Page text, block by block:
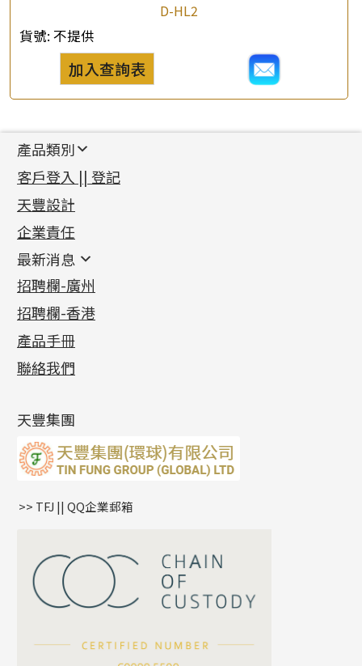
D-HL2
貨號: 不提供
加入查詢表
公司名稱
產品類別
新產品
足金系列
足金配件
機織鏈系列
珠仔鏈
镶口链
管狀網鏈
十字車花鏈系列
十字閃O鏈系列
十字錘打鏈系列
側身車花鏈系列
側身鏈系列
雙十字鏈系列
水波鏈系列
蛇骨鏈系列
鏈尾系列
嘴唇鏈系列
S車花鏈系列
珍珠鏈系列
坦克鏈系列
滿天星鏈系列
方假繩鏈系列
首飾配件
耳環類配件
卷迫系列
螺絲迫系列
梅花迫系列
平臺迫系列
綫拍系列
美拍系列
耳環扣系列
耳綫/耳鈎系列
耳環爪頭
耳環
鏈類配件
動感車花吊墜
調節珠系列
生圈扣系列
龍蝦扣系列
鴨俐制系列
字母吊墜
相盒吊墜
項鏈吊墜
生肖吊墜
星座吊墜
珠扣
其他類配件
珠盤系列
袖口鈕系列
焊片及鐳射綫
空心車花管
珠類配件
無孔光身珠
空心光身珠
無孔批花珠
鑲口類
四爪頭系列
六爪頭系列
車花片
動感車花片
鑲口戒指
鑲口手鏈系列
首飾系列
手镯系列
戒指系列
空心耳環
空心车花管首饰链
空心手鐲系列
貴金屬原料
千足金
記憶金屬系列
記憶戒指
拉簧珠珠手鏈
記憶鈦手鐲
客戶登入 || 登記
天豐設計
企業責任
最新消息
最新消息
各項證書(2)
相片集(9)
展覽會資訊
最新產品資訊
招聘欄-廣州
招聘欄-香港
產品手冊
聯絡我們
天豐集團
>> TFJ || QQ企業郵箱